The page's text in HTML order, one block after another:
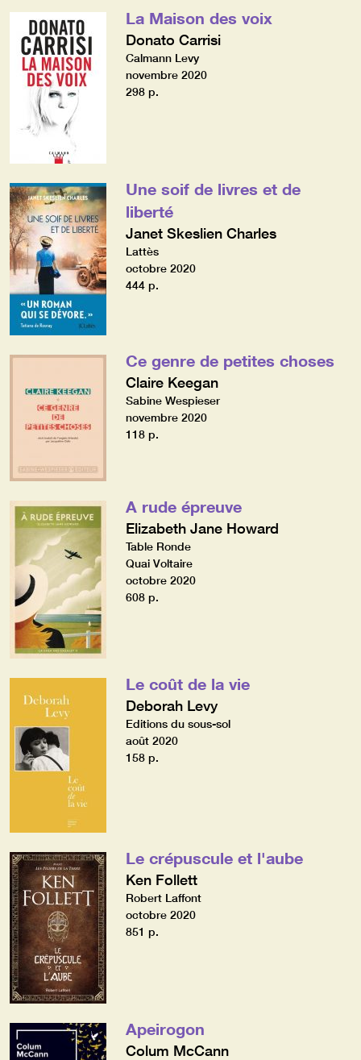
La Maison des voix
Donato Carrisi
Calmann Levy
novembre 2020
298 p.
Une soif de livres et de
liberté
Janet Skeslien Charles
Lattès
octobre 2020
444 p.
Ce genre de petites choses
Claire Keegan
Sabine Wespieser
novembre 2020
118 p.
A rude épreuve
Elizabeth Jane Howard
Table Ronde
Quai Voltaire
octobre 2020
608 p.
Le coût de la vie
Deborah Levy
Editions du sous-sol
août 2020
158 p.
Le crépuscule et l'aube
Ken Follett
Robert Laffont
octobre 2020
851 p.
Apeirogon
Colum McCann